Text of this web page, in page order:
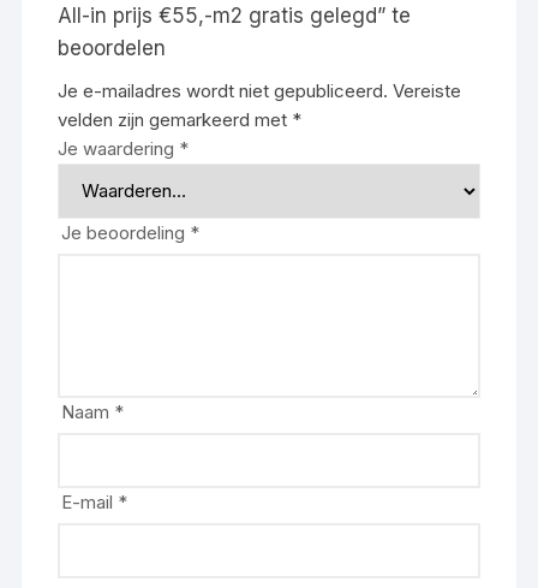
All-in prijs €55,-m2 gratis gelegd” te
beoordelen
Je e-mailadres wordt niet gepubliceerd. Vereiste
velden zijn gemarkeerd met *
Je waardering *
Je beoordeling *
Naam *
E-mail *